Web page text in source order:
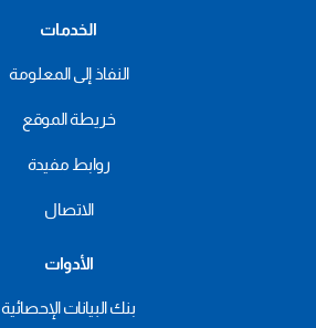
الخدمات
النفاذ إلى المعلومة
خريطة الموقع
روابط مفيدة
الاتصال
الأدوات
بنك البيانات الإحصائية